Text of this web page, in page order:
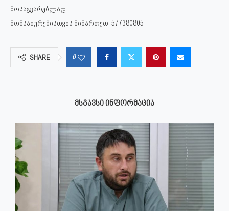
მოსაგვარებლად.
მომსახურებისთვის მიმართეთ: 577380805
SHARE 0
ᲛᲡᲒᲐᲕᲡᲘ ᲘᲜᲤᲝᲠᲛᲐᲪᲘᲐ